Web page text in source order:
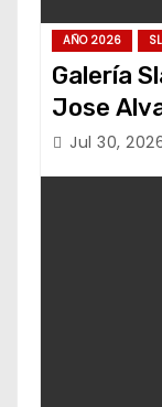
AÑO 2026
Galería
Jose
Jul 30,